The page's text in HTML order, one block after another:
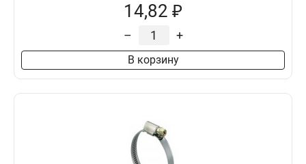
14,82 ₽
– +
В корзину